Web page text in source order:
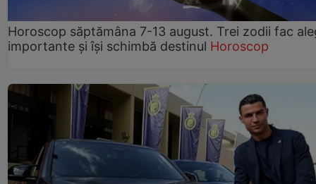
Horoscop săptămâna 7-13 august. Trei zodii fac
importante și își schimbă destinul Horoscop